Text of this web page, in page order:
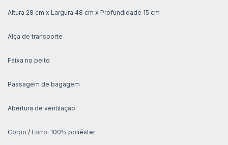
Altura 28 cm x Largura 48 cm x Profundidade 15 cm
Alça de transporte
Faixa no peito
Passagem de bagagem
Abertura de ventilação
Corpo / Forro: 100% poliéster